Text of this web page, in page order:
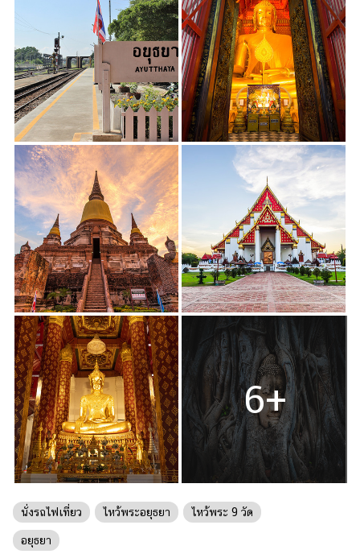
6+
นั่งรถไฟเที่ยว ไหว้พระอยุธยา ไหว้พระ 9 วัด
อยุธยา